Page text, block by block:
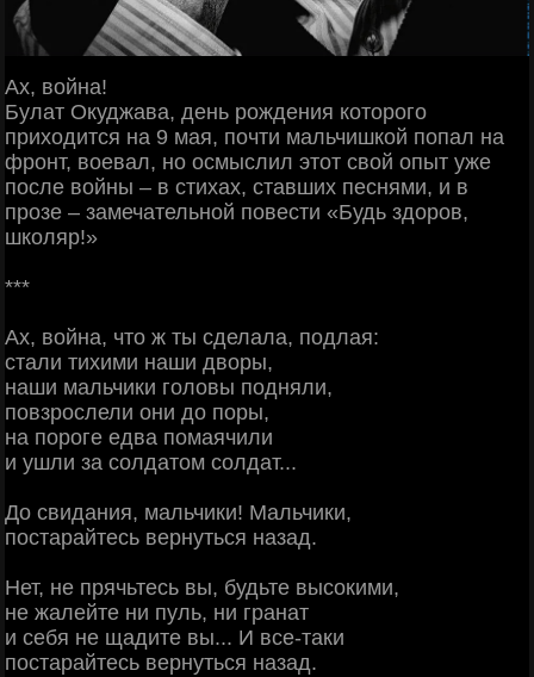
Ах, война!
Булат Окуджава, день рождения которого
приходится на 9 мая, почти мальчишкой попал на
фронт, воевал, но осмыслил этот свой опыт уже
после войны – в стихах, ставших песнями, и в
прозе – замечательной повести «Будь здоров,
школяр!»
***
Ах, война, что ж ты сделала, подлая:
стали тихими наши дворы,
наши мальчики головы подняли,
повзрослели они до поры,
на пороге едва помаячили
и ушли за солдатом солдат...
До свидания, мальчики! Мальчики,
постарайтесь вернуться назад.
Нет, не прячьтесь вы, будьте высокими,
не жалейте ни пуль, ни гранат
и себя не щадите вы... И все-таки
постарайтесь вернуться назад.